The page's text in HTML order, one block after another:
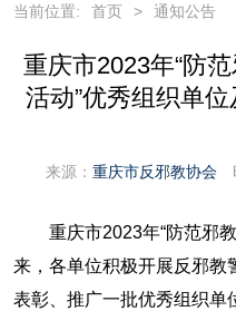
当前位置: 首页 > 通知公告
重庆市2023年“防
活动”优秀组织单
来源： 重庆市反邪教协会
重庆市2023年“防范邪
来，各单位积极开展反邪教
表彰、推广一批优秀组织单